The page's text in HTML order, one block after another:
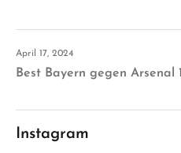
April 17, 2024
Best Bayern gegen Arsenal 1
Instagram